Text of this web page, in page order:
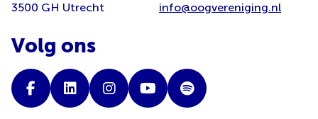
3500 GH Utrecht
info@oogvereniging.nl
Volg ons